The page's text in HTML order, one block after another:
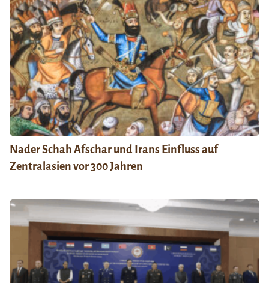
Nader Schah Afschar und Irans Einfluss auf
Zentralasien vor 300 Jahren